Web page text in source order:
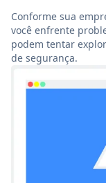
Conforme sua
você enfrente
podem tentar
de segurança.